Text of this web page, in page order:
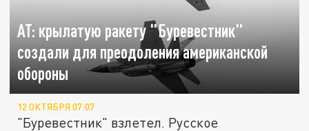
AT: крылатую ракету "Буревестник"
создали для преодоления американской
обороны
12 ОКТЯБРЯ 07:07
"Буревестник" взлетел. Русское